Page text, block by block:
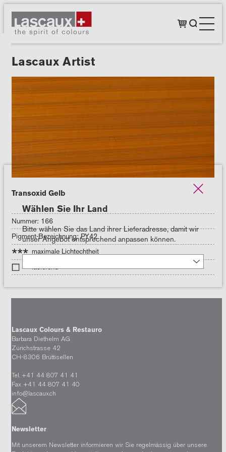
Lascaux Artist
Transoxid Gelb
Nummer: 166
Pigment-Bezeichnung: PY42
*** maximale Lichtechtheit
lasierend
Lascaux Colours & Restauro
Barbara Diethelm AG
Zürichstrasse 42
CH-8306 Brüttisellen
Tel. +41 44 807 41 41
Fax +41 44 807 41 40
info@lascaux.ch
Newsletter
Mit unserem Newsletter informieren wir Sie regelmässig über unsere
Wählen Sie Ihr Land
Bitte wählen Sie das Land ihrer Lieferadresse, damit wir
unser Angebot entsprechend anpassen können.